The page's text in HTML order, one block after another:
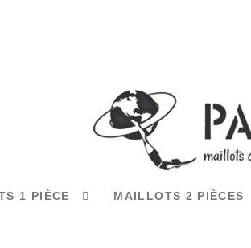
1 PIÈCE MAILLOTS 2 PIÈCES